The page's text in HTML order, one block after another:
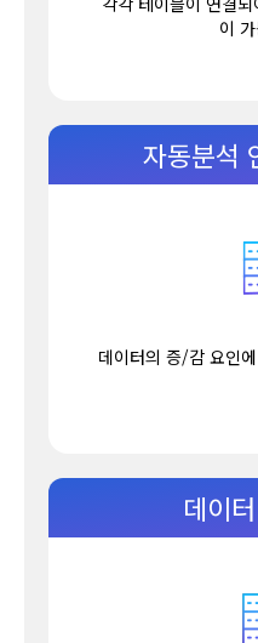
이
자동분석
데이터의 증/감 요인
데이